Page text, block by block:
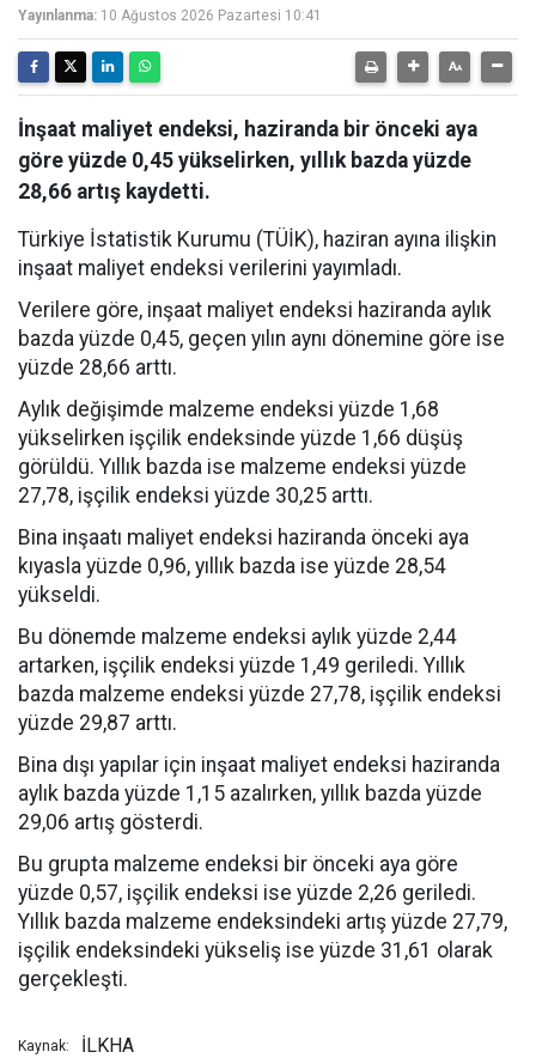
Yayınlanma: 10 Ağustos 2026 Pazartesi 10:41
İnşaat maliyet endeksi, haziranda bir önceki aya
göre yüzde 0,45 yükselirken, yıllık bazda yüzde
28,66 artış kaydetti.
Türkiye İstatistik Kurumu (TÜİK), haziran ayına ilişkin
inşaat maliyet endeksi verilerini yayımladı.
Verilere göre, inşaat maliyet endeksi haziranda aylık
bazda yüzde 0,45, geçen yılın aynı dönemine göre ise
yüzde 28,66 arttı.
Aylık değişimde malzeme endeksi yüzde 1,68
yükselirken işçilik endeksinde yüzde 1,66 düşüş
görüldü. Yıllık bazda ise malzeme endeksi yüzde
27,78, işçilik endeksi yüzde 30,25 arttı.
Bina inşaatı maliyet endeksi haziranda önceki aya
kıyasla yüzde 0,96, yıllık bazda ise yüzde 28,54
yükseldi.
Bu dönemde malzeme endeksi aylık yüzde 2,44
artarken, işçilik endeksi yüzde 1,49 geriledi. Yıllık
bazda malzeme endeksi yüzde 27,78, işçilik endeksi
yüzde 29,87 arttı.
Bina dışı yapılar için inşaat maliyet endeksi haziranda
aylık bazda yüzde 1,15 azalırken, yıllık bazda yüzde
29,06 artış gösterdi.
Bu grupta malzeme endeksi bir önceki aya göre
yüzde 0,57, işçilik endeksi ise yüzde 2,26 geriledi.
Yıllık bazda malzeme endeksindeki artış yüzde 27,79,
işçilik endeksindeki yükseliş ise yüzde 31,61 olarak
gerçekleşti.
Kaynak: İLKHA